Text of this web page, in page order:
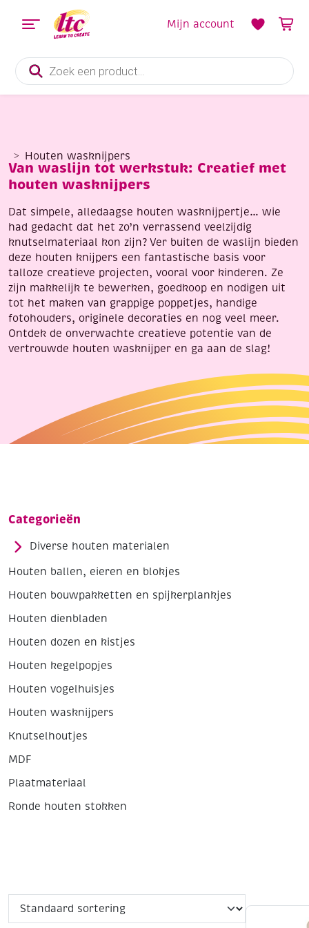
Producten
zoeken
Mijn account
Houten wasknijpers
Van waslijn tot werkstuk: Creatief met
houten wasknijpers
Dat simpele, alledaagse houten wasknijpertje… wie
had gedacht dat het zo’n verrassend veelzijdig
knutselmateriaal kon zijn? Ver buiten de waslijn bieden
deze houten knijpers een fantastische basis voor
talloze creatieve projecten, vooral voor kinderen. Ze
zijn makkelijk te bewerken, goedkoop en nodigen uit
tot het maken van grappige poppetjes, handige
fotohouders, originele decoraties en nog veel meer.
Ontdek de onverwachte creatieve potentie van de
vertrouwde houten wasknijper en ga aan de slag!
Categorieën
Diverse houten materialen
Houten ballen, eieren en blokjes
Houten bouwpakketten en spijkerplankjes
Houten dienbladen
Houten dozen en kistjes
Houten kegelpopjes
Houten vogelhuisjes
Houten wasknijpers
Knutselhoutjes
MDF
Plaatmateriaal
Ronde houten stokken